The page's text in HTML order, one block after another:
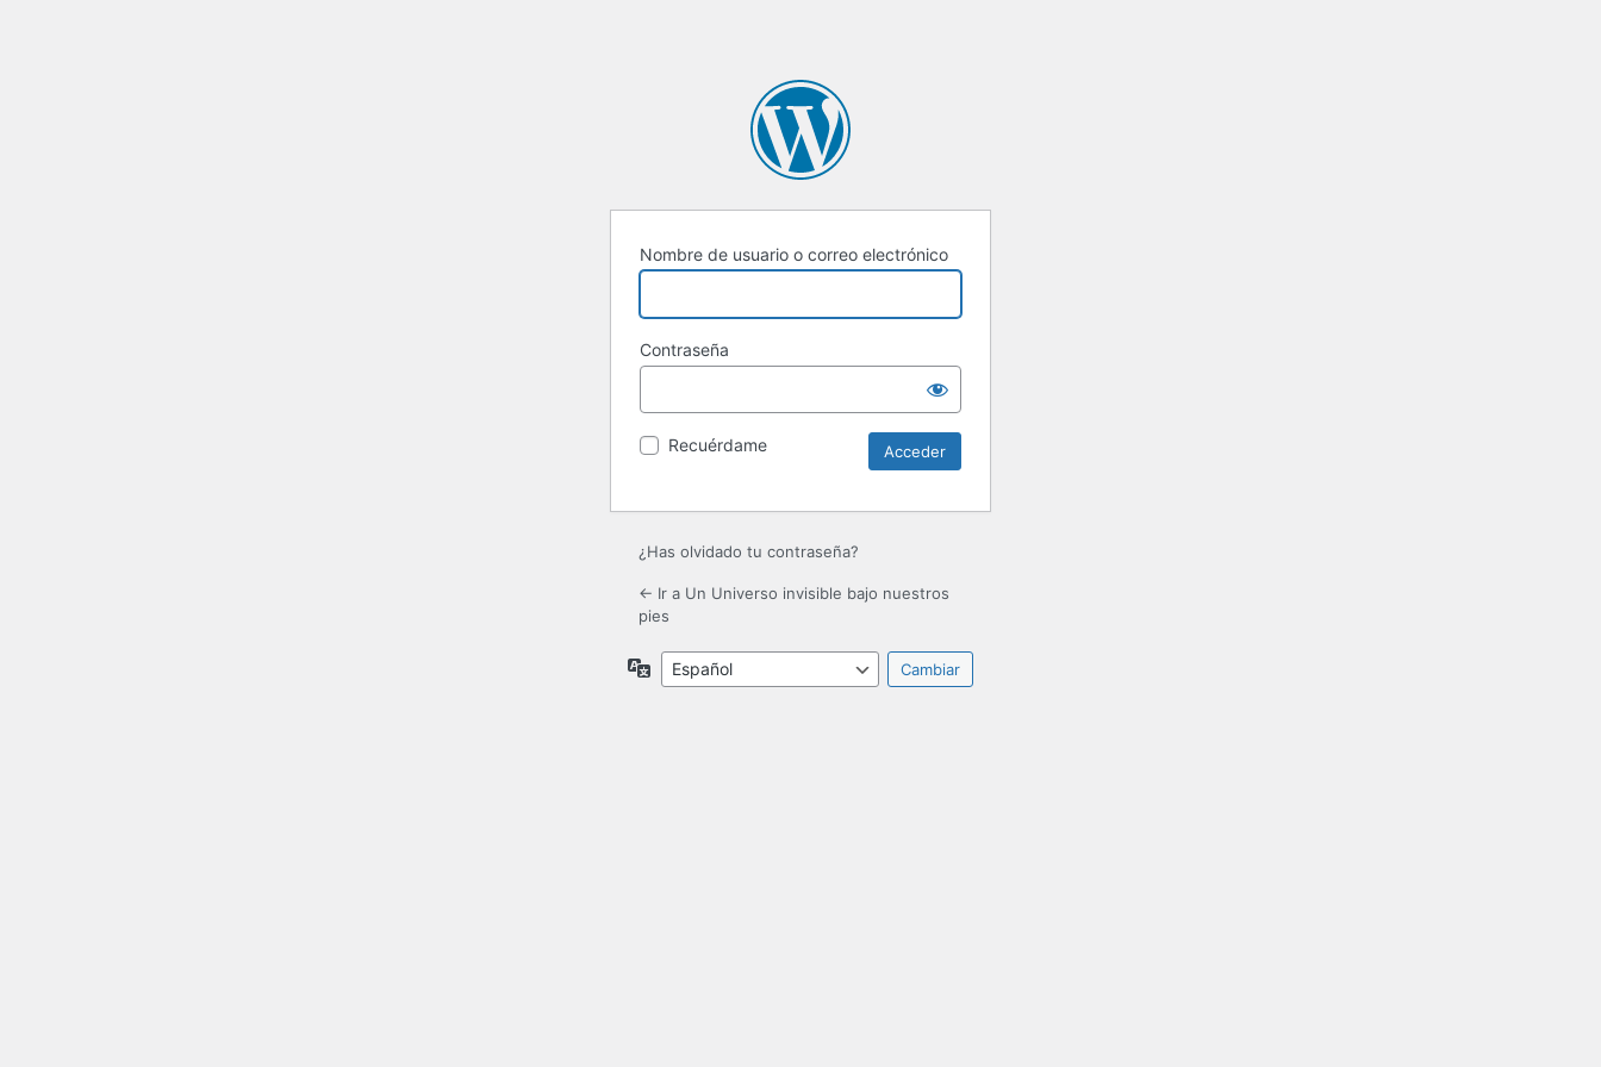
Nombre de usuario o correo electrónico
Contraseña
Recuérdame
¿Has olvidado tu contraseña?
← Ir a Un Universo invisible bajo nuestros
pies
Idioma